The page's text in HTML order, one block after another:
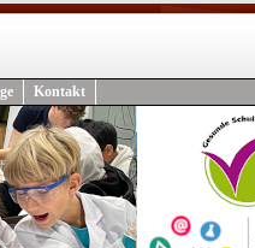
Kontakt